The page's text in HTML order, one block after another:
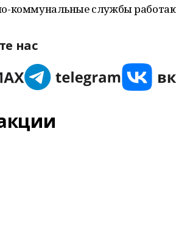
коммунальные службы
нас